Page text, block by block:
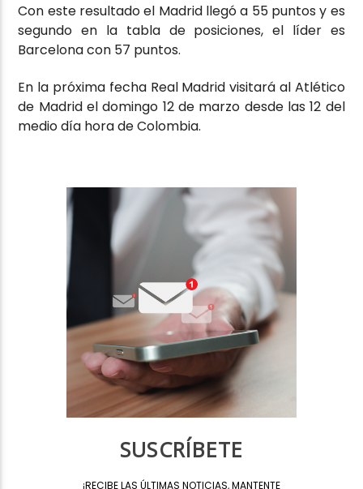
Con este resultado el Madrid llegó a 55 puntos y es
segundo en la tabla de posiciones, el líder es
Barcelona con 57 puntos.
En la próxima fecha Real Madrid visitará al Atlético
de Madrid el domingo 12 de marzo desde las 12 del
medio día hora de Colombia.
SUSCRÍBETE
¡RECIBE LAS ÚLTIMAS NOTICIAS, MANTENTE